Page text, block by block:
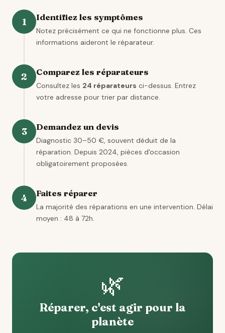
1 Identifiez les symptômes
Notez précisément ce qui ne fonctionne plus. Ces
informations aideront le réparateur.
2 Comparez les réparateurs
Consultez les 24 réparateurs ci-dessus. Entrez
votre adresse pour trier par distance.
3 Demandez un devis
Diagnostic 30–50 €, souvent déduit de la
réparation. Depuis 2024, pièces d'occasion
obligatoirement proposées.
4 Faites réparer
La majorité des réparations en une intervention. Délai
moyen : 48 à 72h.
🌿
Réparer, c'est agir pour la
planète